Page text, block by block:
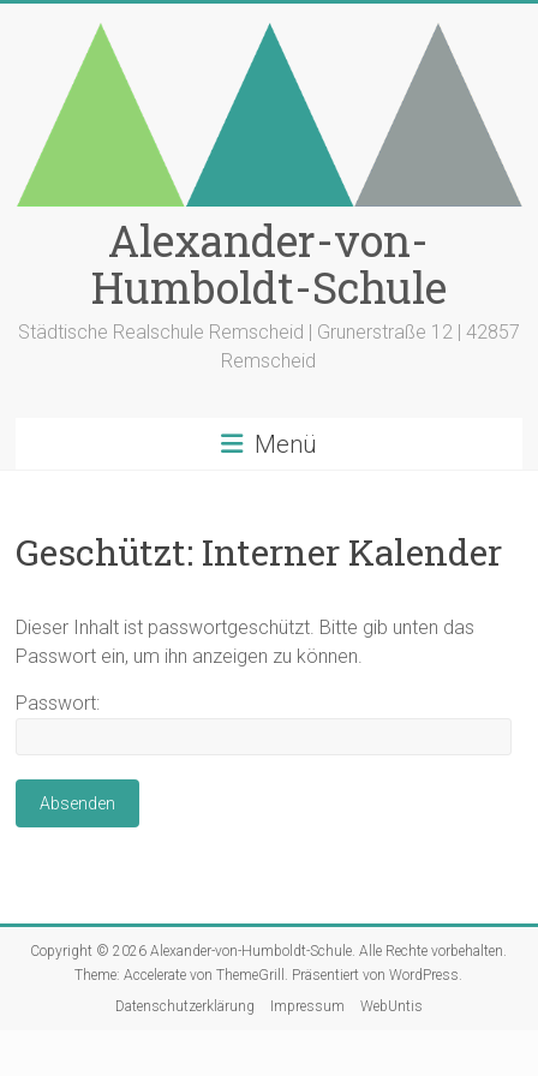
Alexander-von-
Humboldt-Schule
Städtische Realschule Remscheid | Grunerstraße 12 | 42857
Remscheid
Menü
Geschützt: Interner Kalender
Dieser Inhalt ist passwortgeschützt. Bitte gib unten das
Passwort ein, um ihn anzeigen zu können.
Passwort:
Copyright © 2026Alexander-von-Humboldt-Schule . Alle Rechte vorbehalten.
Theme:Accelerate von ThemeGrill. Präsentiert vonWordPress
Datenschutzerklärung
Impressum WebUntis